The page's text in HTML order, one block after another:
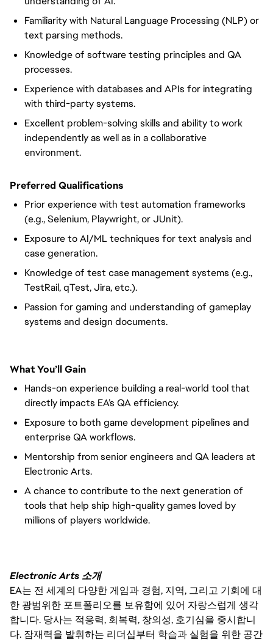
Familiarity with Natural Language Processing (NLP) or
text parsing methods.
Knowledge of software testing principles and QA
processes.
Experience with databases and APIs for integrating
with third-party systems.
Excellent problem-solving skills and ability to work
independently as well as in a collaborative
environment.
Preferred Qualifications
Prior experience with test automation frameworks
(e.g., Selenium, Playwright, or JUnit).
Exposure to AI/ML techniques for text analysis and
case generation.
Knowledge of test case management systems (e.g.,
TestRail, qTest, Jira, etc.).
Passion for gaming and understanding of gameplay
systems and design documents.
What You’ll Gain
Hands-on experience building a real-world tool that
directly impacts EA’s QA efficiency.
Exposure to both game development pipelines and
enterprise QA workflows.
Mentorship from senior engineers and QA leaders at
Electronic Arts.
A chance to contribute to the next generation of
tools that help ship high-quality games loved by
millions of players worldwide.
Electronic Arts 소개
EA는 전 세계의 다양한 게임과 경험, 지역, 그리고 기회에 대
한 광범위한 포트폴리오를 보유함에 있어 자랑스럽게 생각
합니다. 당사는 적응력, 회복력, 창의성, 호기심을 중시합니
다. 잠재력을 발휘하는 리더십부터 학습과 실험을 위한 공간